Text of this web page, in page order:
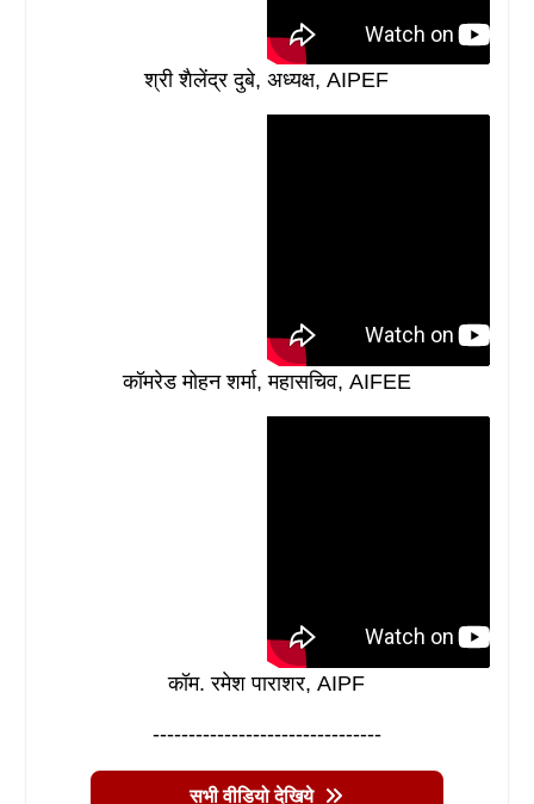
श्री शैलेंद्र दुबे, अध्यक्ष, AIPEF
कॉमरेड मोहन शर्मा, महासचिव, AIFEE
कॉम. रमेश पाराशर, AIPF
--------------------------------
सभी वीडियो देखिये